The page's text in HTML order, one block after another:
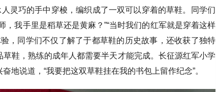
灵巧的手中穿梭，编织成了一双可以穿着的草鞋。同学们
，我手里是稻草还是黄麻？”“当时我们的红军就是穿着这样
，同学们不仅了解了于都草鞋的历史故事，还收获了独特
鞋，熟练的成年人都需要半天才能完成。长征源红军小学
地说道，“我要把这双草鞋挂在我的书包上留作纪念”。